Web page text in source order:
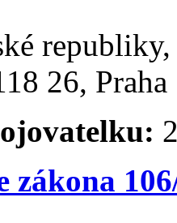
26,
zákona